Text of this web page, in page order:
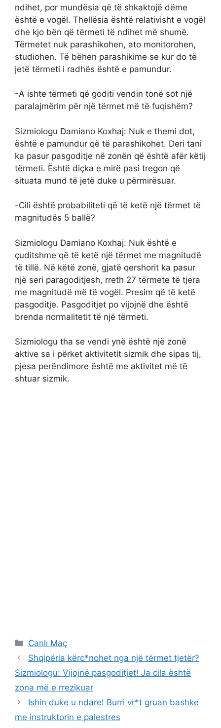
ndihet, por mundësia që të shkaktojë dëme
është e vogël. Thellësia është relativisht e vogël
dhe kjo bën që tërmeti të ndihet më shumë.
Tërmetet nuk parashikohen, ato monitorohen,
studiohen. Të bëhen parashikime se kur do të
jetë tërmeti i radhës është e pamundur.
-A ishte tërmeti që goditi vendin tonë sot një
paralajmërim për një tërmet më të fuqishëm?
Sizmiologu Damiano Koxhaj: Nuk e themi dot,
është e pamundur që të parashikohet. Deri tani
ka pasur pasgoditje në zonën që është afër këtij
tërmeti. Është diçka e mirë pasi tregon që
situata mund të jetë duke u përmirësuar.
-Cili është probabiliteti që të ketë një tërmet të
magnitudës 5 ballë?
Sizmiologu Damiano Koxhaj: Nuk është e
çuditshme që të ketë një tërmet me magnitudë
të tillë. Në këtë zonë, gjatë qershorit ka pasur
një seri paragoditjesh, rreth 27 tërmete të tjera
me magnitudë më të vogël. Presim që të ketë
pasgoditje. Pasgoditjet po vijojnë dhe është
brenda normalitetit të një tërmeti.
Sizmiologu tha se vendi ynë është një zonë
aktive sa i përket aktivitetit sizmik dhe sipas tij,
pjesa perëndimore është me aktivitet më të
shtuar sizmik.
Categories
Canlı Maç
Shqipëria kërc*nohet nga një tërmet tjetër?
Sizmiologu: Vijojnë pasgoditjet! Ja cila është
zona më e rrezikuar
Ishin duke u ndare! Burri vr*t gruan bashke
me instruktorin e palestres